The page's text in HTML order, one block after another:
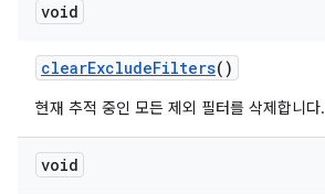
void
clearExcludeFilters()
현재 추적 중인 모든 제외 필터를 삭제합니다.
void